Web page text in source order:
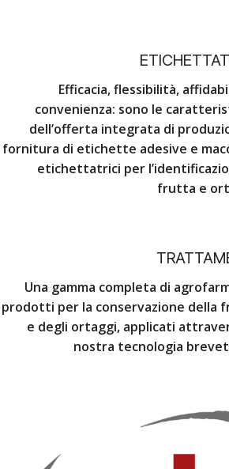
Efficacia, flessibilità,
convenienza: sono le
dell’offerta integrata di
fornitura di etichette adesive e
etichettatrici per
frutta e
Una gamma completa di
prodotti per la conservazione della
e degli ortaggi, applicati
nostra tecnologia